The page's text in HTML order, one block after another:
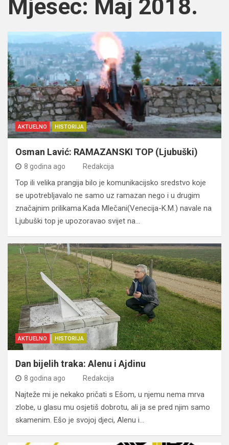
Mjesec: Maj 2018.
AKTUELNO HISTORIJA
Osman Lavić: RAMAZANSKI TOP (Ljubuški)
8 godina ago Redakcija
Top ili velika prangija bilo je komunikacijsko sredstvo koje
se upotrebljavalo ne samo uz ramazan nego i u drugim
značajnim prilikama.Kada Mlečani(Venecija-K.M.) navale na
Ljubuški top je upozoravao svijet na…
AKTUELNO HISTORIJA
Dan bijelih traka: Alenu i Ajdinu
8 godina ago Redakcija
Najteže mi je nekako pričati s Ešom, u njemu nema mrva
zlobe, u glasu mu osjetiš dobrotu, ali ja se pred njim samo
skamenim. Ešo je svojoj djeci, Alenu i…